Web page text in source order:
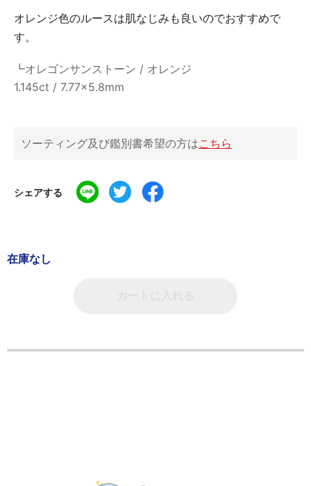
オレンジ色のルースは肌なじみも良いのでおすすめで
す。
┗オレゴンサンストーン / オレンジ
1.145ct / 7.77x5.8mm
ソーティング及び鑑別書希望の方はこちら
シェアする
在庫なし